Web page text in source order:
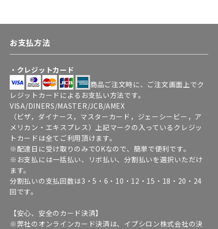
お支払方法
・クレジットカード
商品ご注文時に、ご注文画面上でク
レジットカードによるお支払い方法です。
VISA/DINERS/MASTER/JCB/AMEX
（ビザ，ダイナース，マスターカード，ジェーシービー，ア
メリカン・エキスプレス）上記マークの入っているクレジッ
トカードは全てご利用頂けます。
※配達日に受け取りのみでOKなので、簡単で便利です。
※お支払には一括払い、リボ払い、分割払いを選択いただけ
ます。
分割払いの支払回数は3・5・6・10・12・15・18・20・24
回です。
【安心、安全のカード決済】
※弊社のオンラインカード決済は、イプシロン株式会社の決